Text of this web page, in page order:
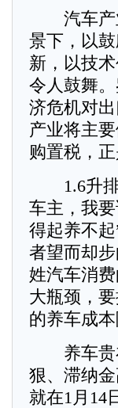
汽车产业
景下，以
新，以技
令人鼓舞
济危机对
产业将主
购置税，
1.6升排
车主，我
得起养不
者望而却
姓汽车消
大瓶颈，
的养车成本
养车贵在
狠、滞纳
就在1月14